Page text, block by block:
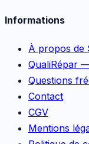
Informations
À propos de
QualiRépar
Questions
Contact
CGV
Mentions